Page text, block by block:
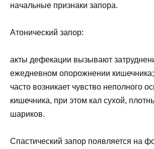
начальные признаки запора.
Атонический запор:
акты дефекации вызывают
ежедневном опорожнении кишечника;
часто возникает чувство неполного
кишечника, при этом кал сухой,
шариков.
Спастический запор появляется на